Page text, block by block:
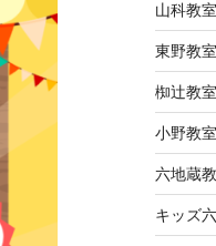
山科教
東野教
椥辻教
小野教
六地蔵
キッズ